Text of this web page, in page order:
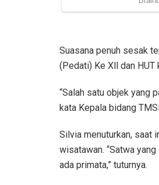
Suasana penuh sesak
(Pedati) Ke Xll dan
“Salah satu objek yang
kata Kepala bidang
Silvia menuturkan, saat
wisatawan. “Satwa
ada primata,” tuturnya.